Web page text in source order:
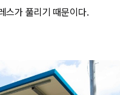
스가 풀리기 때문이다.